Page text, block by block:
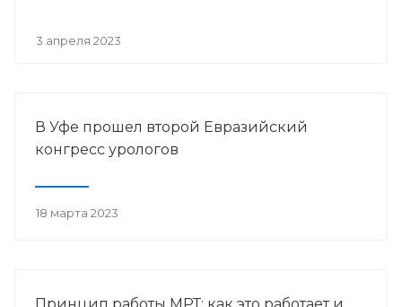
3 апреля 2023
В Уфе прошел второй Евразийский
конгресс урологов
18 марта 2023